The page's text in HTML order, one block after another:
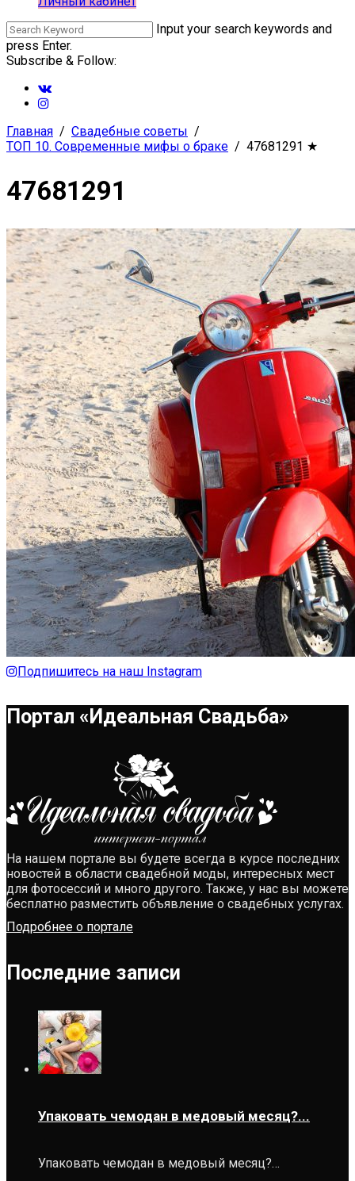
Input your search keywords and
press Enter.
Subscribe & Follow:
Главная
Свадебные советы
ТОП 10. Современные мифы о браке
47681291 ★
47681291
Подпишитесь на наш Instagram
Портал «Идеальная Свадьба»
На нашем портале вы будете всегда в курсе последних
новостей в области свадебной моды, интересных мест
для фотосессий и много другого. Также, у нас вы можете
бесплатно разместить объявление о свадебных услугах.
Подробнее о портале
Последние записи
Упаковать чемодан в медовый месяц?...
Упаковать чемодан в медовый месяц?…